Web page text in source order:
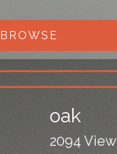
BROWSE
oak
2094